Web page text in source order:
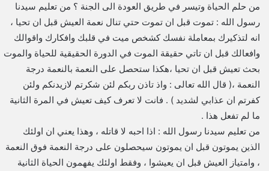
من حلم الحياة وتيسر في طريق العودة الى الجنة ؟ من تعليم سيدنا
رسول الله : تموت قبل ان تموت حتي تنال نعمة العيش قبل ان تحيا ،
انه لتذكيرك بمعاملة نفسك كشخص ميت في قلبك وافكارك واقوالك
وافعالك قبل ان تاتي حقيقة الموت في الدورة الحقيقية للحياة والموت
بحث تعيش قبل ان تحيا ،هكذا ستحصل على النعمة بالنعمة درجة
النعمة ،( قال الله تعالى : واذ تاذن ربكم لئن شكرتم لازيدنكم ولئن
كفرتم ان عذابي لشديد ) . فانت لا تعرف كيف تعيش في المرة الثانية
ما لم تفعل هذا .
من تعليم سيدنا رسول الله : اذا احبه لا قاتله ، وهذا يعني ان اولئك
الذين يموتون قبل ان يموتون سيحصلون على درجة النعمة فوق النعمة
، وامتياز العيش قبل ان يعيشوا ، وفقط اولئك يفهمون الحياة الثانية